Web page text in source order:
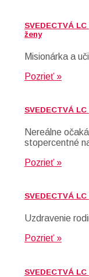
SVEDECTVÁ
ženy
Misionárka a
Pozrieť »
SVEDECTVÁ
Nereálne
stopercentné
Pozrieť »
SVEDECTVÁ
Uzdravenie
Pozrieť »
SVEDECTVÁ